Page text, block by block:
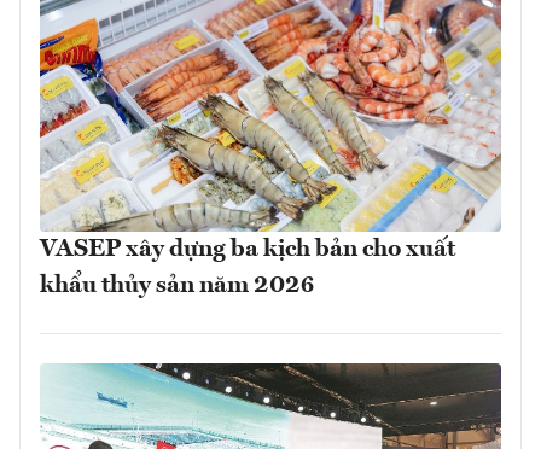
VASEP xây dựng ba kịch bản cho xuất
khẩu thủy sản năm 2026